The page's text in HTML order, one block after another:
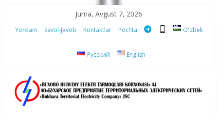
content
Juma, Avgust 7, 2026
Yordam Savol-Javob Kontaktlar Pochta Oʻzbek
Русский English